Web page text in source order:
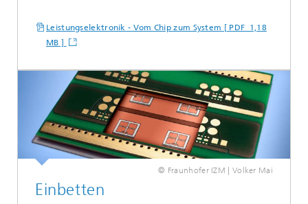
Leistungselektronik - Vom Chip zum System [ PDF 1,18
MB ]
© Fraunhofer IZM | Volker Mai
Einbetten